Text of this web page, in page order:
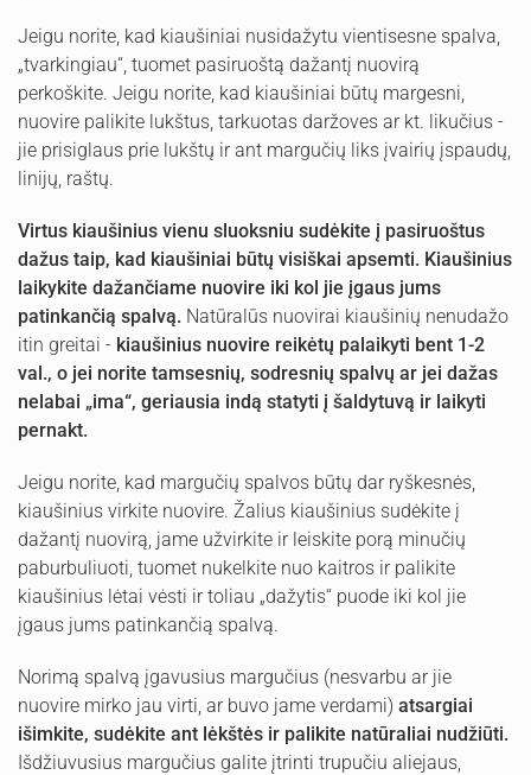
Jeigu norite, kad kiaušiniai nusidažytu vientisesne spalva,
„tvarkingiau“, tuomet pasiruoštą dažantį nuovirą
perkoškite. Jeigu norite, kad kiaušiniai būtų margesni,
nuovire palikite lukštus, tarkuotas daržoves ar kt. likučius -
jie prisiglaus prie lukštų ir ant margučių liks įvairių įspaudų,
linijų, raštų.
Virtus kiaušinius vienu sluoksniu sudėkite į pasiruoštus
dažus taip, kad kiaušiniai būtų visiškai apsemti. Kiaušinius
laikykite dažančiame nuovire iki kol jie įgaus jums
patinkančią spalvą. Natūralūs nuovirai kiaušinių nenudažo
itin greitai - kiaušinius nuovire reikėtų palaikyti bent 1-2
val., o jei norite tamsesnių, sodresnių spalvų ar jei dažas
nelabai „ima“, geriausia indą statyti į šaldytuvą ir laikyti
pernakt.
Jeigu norite, kad margučių spalvos būtų dar ryškesnės,
kiaušinius virkite nuovire. Žalius kiaušinius sudėkite į
dažantį nuovirą, jame užvirkite ir leiskite porą minučių
paburbuliuoti, tuomet nukelkite nuo kaitros ir palikite
kiaušinius lėtai vėsti ir toliau „dažytis“ puode iki kol jie
įgaus jums patinkančią spalvą.
Norimą spalvą įgavusius margučius (nesvarbu ar jie
nuovire mirko jau virti, ar buvo jame verdami) atsargiai
išimkite, sudėkite ant lėkštės ir palikite natūraliai nudžiūti.
Išdžiuvusius margučius galite įtrinti trupučiu aliejaus,